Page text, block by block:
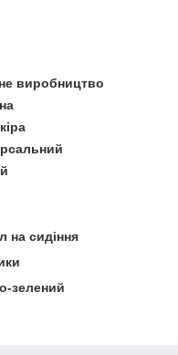
виробництво
на сидіння
зелений